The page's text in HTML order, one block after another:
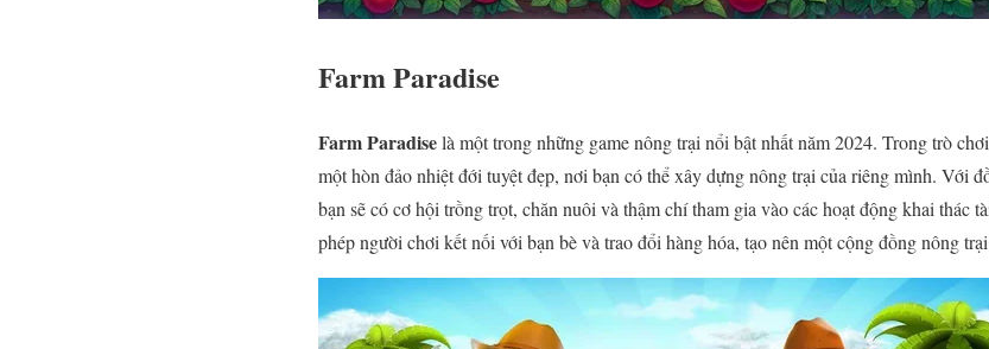
Farm Paradise
Farm Paradiselà một trong những game nông trại nổi bật nhất năm 2024. Trong trò
một hòn đảo nhiệt đới tuyệt đẹp, nơi bạn có thể xây dựng nông trại của riêng mình. Với
bạn sẽ có cơ hội trồng trọt, chăn nuôi và thậm chí tham gia vào các hoạt động khai thác
phép người chơi kết nối với bạn bè và trao đổi hàng hóa, tạo nên một cộng đồng nông